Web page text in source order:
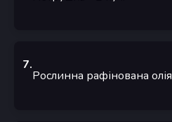
7.
Рослинна рафінована олія